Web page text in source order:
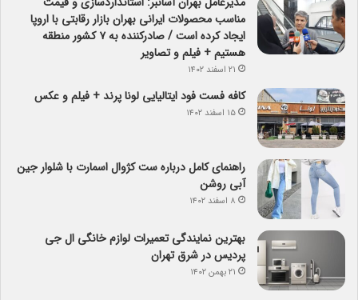
مناسب محصولات ایرانی بهران بازار رقابتی با اروپا
ایجاد کرده است / صادرکننده به ۷ کشور منطقه
هستیم + فیلم و تصاویر
۲۱ اسفند ۱۴۰۲
کافه فست فود ایتالیایی لونا پرند + فیلم و عکس
۱۵ اسفند ۱۴۰۲
راهنمای کامل درباره ست کژوال اسمارت با شلوار جین
آبی روشن
۸ اسفند ۱۴۰۲
بهترین نمایندگی تعمیرات لوازم خانگی ال جی
پردیس در شرق تهران
۲۱ بهمن ۱۴۰۲